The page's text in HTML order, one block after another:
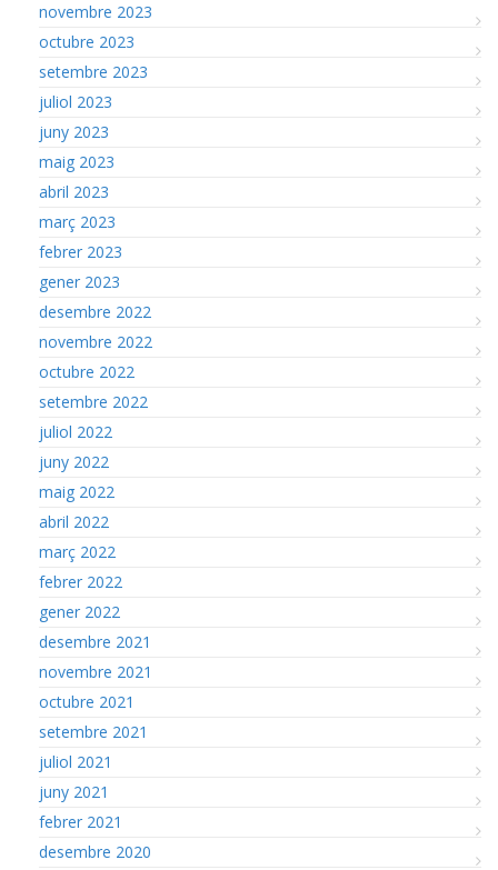
novembre 2023
octubre 2023
setembre 2023
juliol 2023
juny 2023
maig 2023
abril 2023
març 2023
febrer 2023
gener 2023
desembre 2022
novembre 2022
octubre 2022
setembre 2022
juliol 2022
juny 2022
maig 2022
abril 2022
març 2022
febrer 2022
gener 2022
desembre 2021
novembre 2021
octubre 2021
setembre 2021
juliol 2021
juny 2021
febrer 2021
desembre 2020